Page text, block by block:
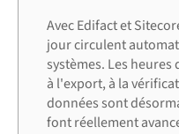
Avec Edifact et
jour circulent
systèmes. Les
à l'export, à la
données sont
font réellement